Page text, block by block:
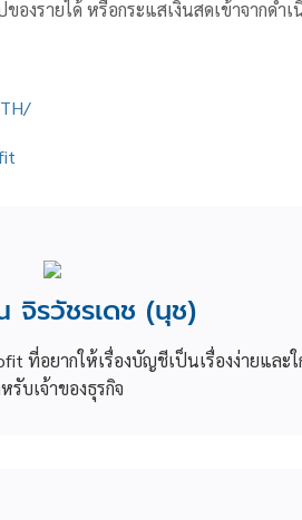
องรายได้ หรือกระแสเงินสดเข้าจากดำ
จิรวัชรเดช (นุช)
ที่อยากให้เรื่องบัญชีเป็นเรื่องง่ายและ
รับเจ้าของธุรกิจ